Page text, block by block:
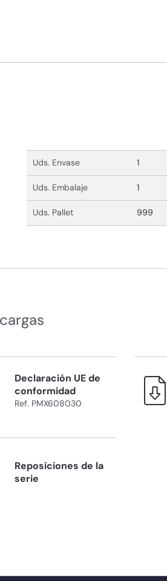
Uds. Envase 1
Uds. Embalaje 1
Uds. Pallet 999
Declaración UE de
conformidad
Ref. PMX608030
Reposiciones de la
serie